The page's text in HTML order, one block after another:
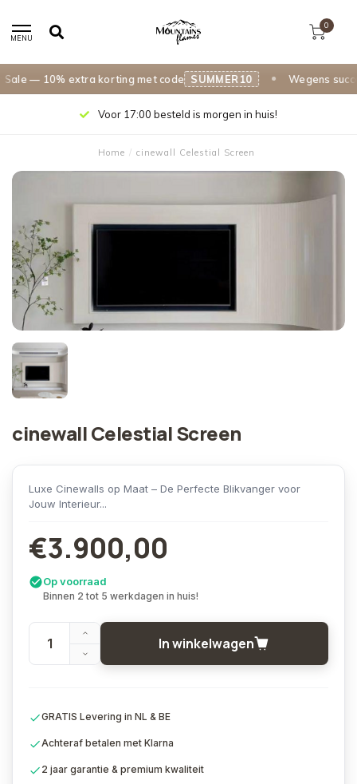
— 10% extra korting met code SUMMER10 Wegens succes
MENU
0
Voor 17:00 besteld is morgen in huis!
Home / cinewall Celestial Screen
cinewall Celestial Screen
Luxe Cinewalls op Maat – De Perfecte Blikvanger voor
Jouw Interieur...
€3.900,00
Op voorraad
Binnen 2 tot 5 werkdagen in huis!
In winkelwagen
GRATIS Levering in NL & BE
Achteraf betalen met Klarna
2 jaar garantie & premium kwaliteit